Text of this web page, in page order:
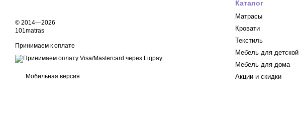
© 2014—2026
101matras
Принимаем к оплате
Мобильная версия
Каталог
Матрасы
Кровати
Текстиль
Мебель для детской
Мебель для дома
Акции и скидки